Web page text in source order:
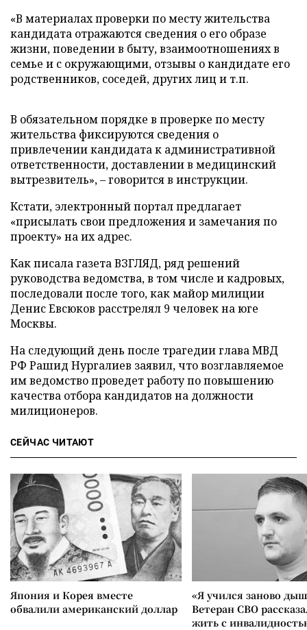
«В материалах проверки по месту жительства
кандидата отражаются сведения о его образе
жизни, поведении в быту, взаимоотношениях в
семье и с окружающими, отзывы о кандидате его
родственников, соседей, других лиц и т.п.
В обязательном порядке в проверке по месту
жительства фиксируются сведения о
привлечении кандидата к административной
ответственности, доставлении в медицинский
вытрезвитель», – говорится в инструкции.
Кстати, электронный портал предлагает
«присылать свои предложения и замечания по
проекту» на их адрес.
Как писала газета ВЗГЛЯД, ряд решений
руководства ведомства, в том числе и кадровых,
последовали после того, как майор милиции
Денис Евсюков расстрелял 9 человек на юге
Москвы.
На следующий день после трагедии глава МВД
РФ Рашид Нургалиев заявил, что возглавляемое
им ведомство проведет работу по повышению
качества отбора кандидатов на должности
милиционеров.
СЕЙЧАС ЧИТАЮТ
Япония и Корея вместе
обвалили американский доллар
«Я учился заново
Ветеран СВО
жить с